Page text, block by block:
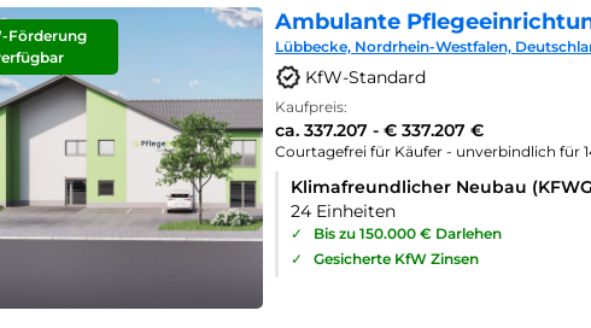
Förderung
Ambulante
Lübbecke, Nordrhein-Westfalen,
KfW-Standard
Kaufpreis:
ca. 337.207 - € 337.207 €
Courtagefrei für Käufer - unverbindlich für
Klimafreundlicher Neubau
24 Einheiten
✓
Bis zu 150.000 € Darlehen
✓
Gesicherte KfW Zinsen